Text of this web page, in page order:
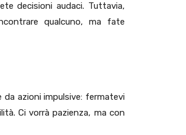
decisioni audaci. Tuttavia,
qualcuno, ma fate
azioni impulsive: fermatevi
Ci vorrà pazienza, ma con